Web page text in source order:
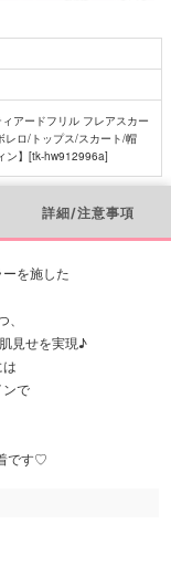
アードフリル フレアスカー
レロ/トップス/スカート/帽
ン】[tk-hw912996a]
詳細/注意事項
を施した
見せを実現♪
で
です♡